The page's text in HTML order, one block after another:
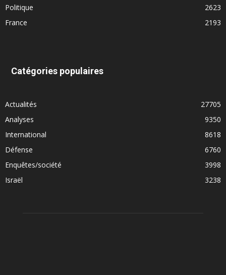
Politique
2623
France
2193
Catégories populaires
Actualités
27705
Analyses
9350
International
8618
Défense
6760
Enquêtes/société
3998
Israël
3238